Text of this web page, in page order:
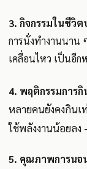
3. กิจกรรมในชีวิต
การนั่งทำงานนาน
เคลื่อนไหว เป็นอีก
4. พฤติกรรมการ
หลายคนยังคงกิน
ใช้พลังงานน้อยล
5. คุณภาพการนอ